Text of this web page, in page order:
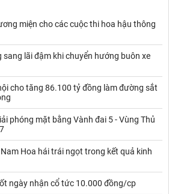
nhân dân tệ lên 3.983 nhân dân
Nam).
chứng kiến lợi nhuận giảm gần một
2020 so với cùng kì năm ngoái khi
2 tháng đầu năm đạt 29,6 tỉ nhân dân
giảm 49,5% so với năm trước, theo
triển quốc gia, nhà hoạch định kinh tế
lợi nhuận của ngành là nguồn cung
rộng. Sản lượng thép thô tăng 9,2% lên
3,3 điểm phần trăm so với cùng kì năm
10,7% lên 171,5 triệu tấn, tăng 6,1
kì năm ngoái.
thép tăng 12,9%, lên 10,7 triệu tấn
miện cho các cuộc thi hoa hậu thông
lãi đậm khi chuyển hướng buôn xe
cho tăng 86.100 tỷ đồng làm đường sắt
phóng mặt bằng Vành đai 5 - Vùng Thủ
Hoa hái trái ngọt trong kết quả kinh
ngày nhận cổ tức 10.000 đồng/cp